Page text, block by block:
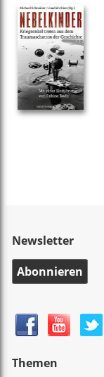
Newsletter
Abonnieren
Themen